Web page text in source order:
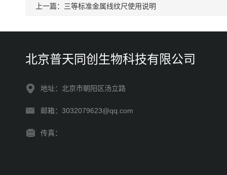
上一篇： 三等标准金属线纹尺使用说明
北京普天同创生物科技有限公司
地址：北京市朝阳区汤立路
邮箱：3032079623@qq.com
传真：